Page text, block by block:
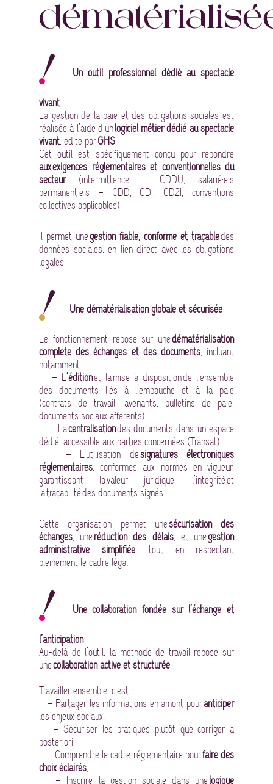
Un outil professionnel dédié au spectacle
vivant
La gestion de la paie et des obligations sociales est
réalisée à l’aide d’unlogiciel métier dédié au spectacle
vivant, édité parGHS.
Cet outil est spécifiquement conçu pour répondre
aux exigences réglementaires et conventionnelles du
secteur
(intermittence – CDDU, salarié·e·s
permanent·e·s – CDD, CDI, CD2I, conventions
collectives applicables).
Il permet unegestion fiable, conforme et traçabledes
données sociales, en lien direct avec les obligations
légales.
Une dématérialisation globale et sécurisée
Le fonctionnement repose sur unedématérialisation
complète des échanges et des documents, incluant
notamment :
– L’éditionet la mise à disposition de l’ensemble
des documents liés à l’embauche et à la paie
(contrats de travail, avenants, bulletins de paie,
documents sociaux afférents),
– Lacentralisationdes documents dans un espace
dédié, accessible aux parties concernées (Transat),
– L’utilisation designatures électroniques
réglementaires, conformes aux normes en vigueur,
garantissant la valeur juridique, l’intégrité et
la traçabilité des documents signés.
Cette organisation permet unesécurisation des
échanges, uneréduction des délais, et unegestion
administrative simplifiée, tout en respectant
pleinement le cadre légal.
Une collaboration fondée sur l’échange et
l’anticipation
Au-delà de l’outil, la méthode de travail repose sur
unecollaboration active et structurée.
Travailler ensemble, c’est :
– Partager les informations en amont pouranticiper
les enjeux sociaux,
– Sécuriser les pratiques plutôt que corriger a
posteriori,
– Comprendre le cadre réglementaire pourfaire des
choix éclairés,
– Inscrire la gestion sociale dans unelogique